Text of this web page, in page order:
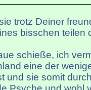
trotz Deiner
bisschen teilen
schieße, ich
eine der
und sie somit